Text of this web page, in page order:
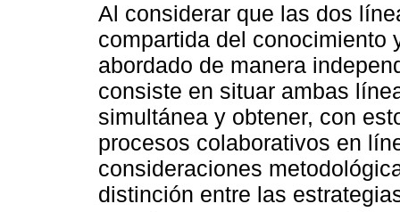
Al considerar que las dos
compartida del conocimiento
abordado de manera
consiste en situar ambas
simultánea y obtener, con
procesos colaborativos en
consideraciones
distinción entre las